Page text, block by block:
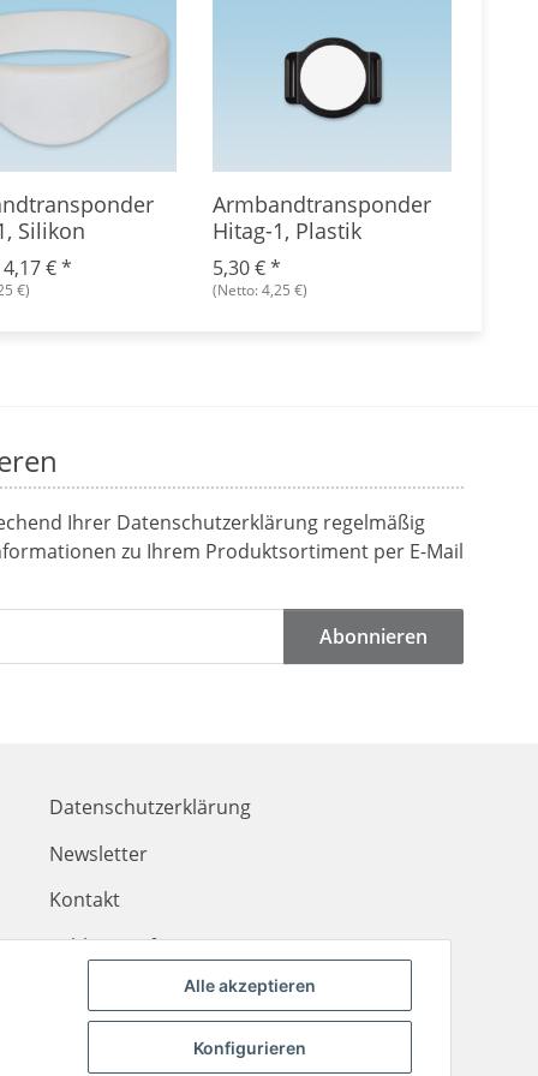
Alle akzeptieren
Konfigurieren
Silikon
4,17 €*
€)
Armbandtransponder
Hitag-1, Plastik
5,30 €*
(Netto: 4,25 €)
Ihrer Datenschutzerklärung regelmäßig
zu Ihrem Produktsortiment per E-Mail
Abonnieren
Datenschutzerklärung
Newsletter
Kontakt
Zahlungsinformationen
Liefer- & Versandkosten